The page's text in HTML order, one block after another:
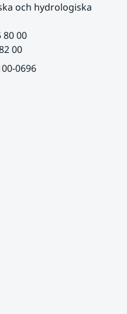
och hydrologiska
80 00
00
0696